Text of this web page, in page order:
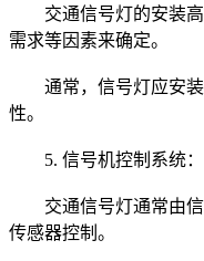
交通信号灯的安装高
需求等因素来确定。
通常，信号灯应安装
性。
5. 信号机控制系统：
交通信号灯通常由信
传感器控制。